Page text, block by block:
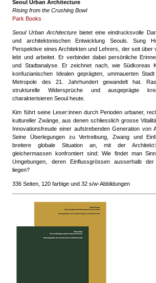
Seoul Urban Architecture
Rising from the Crushing Bowl
Park Books
Seoul Urban Architecture bietet eine eindrucksvolle
und architektonischen Entwicklung Seouls. Sung
Perspektive eines Architekten und Lehrers, der seit über
lebt und arbeitet. Er verbindet dabei persönliche
und Stadtanalyse. Er zeichnet nach, wie Südkoreas
konfuzianischen Idealen geprägten, ummauerten
Metropole des 21. Jahrhundert gewandelt hat.
strukturelle Widersprüche und ausgeprägte
charakterisieren Seoul heute.
Kim führt seine Leser:innen durch Perioden urbaner,
kultureller Zwänge, aus denen schliesslich grosse
Innovationsfreude einer aufstrebenden Generation von
Seine Überlegungen zu Vertreibung, Zwang und
breitere globale Situation an, mit der
gleichermassen konfrontiert sind: Wie findet man
Umgebungen, deren Einflussgrössen ausserhalb
liegen?
336 Seiten, 120 farbige und 32 s/w-Abbildungen